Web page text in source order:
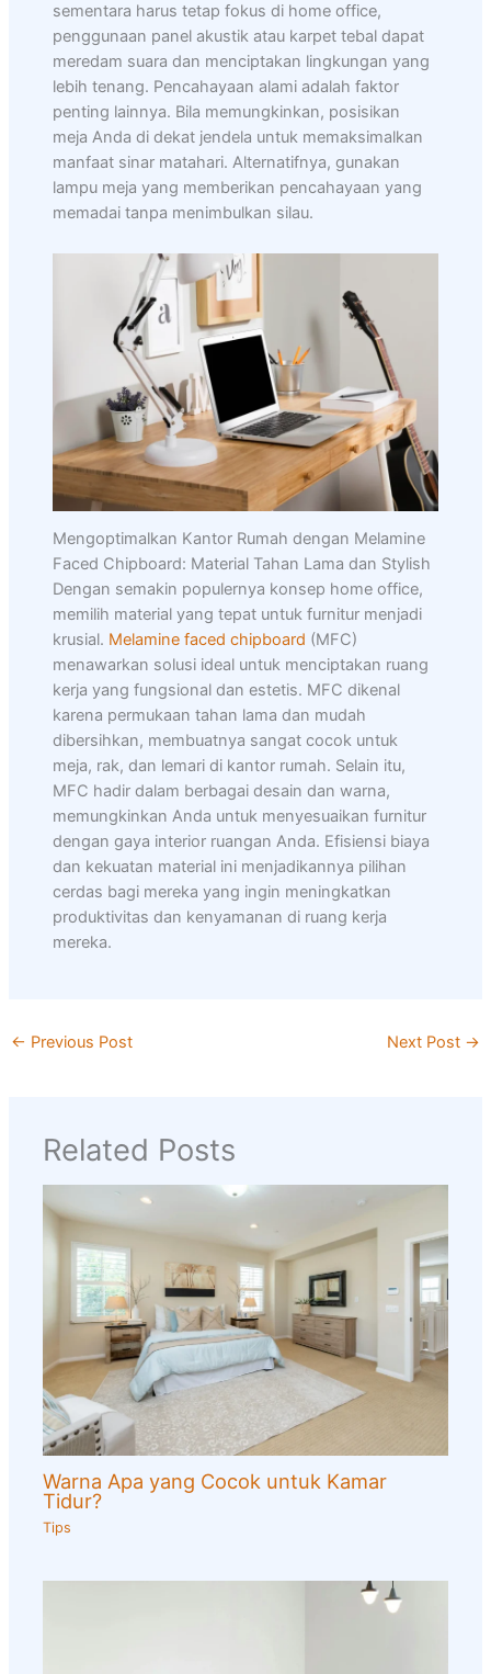
sementara harus tetap fokus di home office,
penggunaan panel akustik atau karpet tebal dapat
meredam suara dan menciptakan lingkungan yang
lebih tenang. Pencahayaan alami adalah faktor
penting lainnya. Bila memungkinkan, posisikan
meja Anda di dekat jendela untuk memaksimalkan
manfaat sinar matahari. Alternatifnya, gunakan
lampu meja yang memberikan pencahayaan yang
memadai tanpa menimbulkan silau.
Mengoptimalkan Kantor Rumah dengan Melamine
Faced Chipboard: Material Tahan Lama dan Stylish
Dengan semakin populernya konsep home office,
memilih material yang tepat untuk furnitur menjadi
krusial. Melamine faced chipboard (MFC)
menawarkan solusi ideal untuk menciptakan ruang
kerja yang fungsional dan estetis. MFC dikenal
karena permukaan tahan lama dan mudah
dibersihkan, membuatnya sangat cocok untuk
meja, rak, dan lemari di kantor rumah. Selain itu,
MFC hadir dalam berbagai desain dan warna,
memungkinkan Anda untuk menyesuaikan furnitur
dengan gaya interior ruangan Anda. Efisiensi biaya
dan kekuatan material ini menjadikannya pilihan
cerdas bagi mereka yang ingin meningkatkan
produktivitas dan kenyamanan di ruang kerja
mereka.
← Previous Post Next Post →
Related Posts
Warna Apa yang Cocok untuk Kamar
Tidur?
Tips